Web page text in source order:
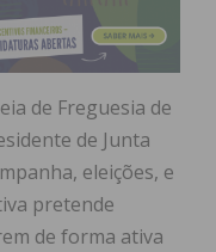
de Freguesia de
de Junta
eleições, e
pretende
de forma ativa